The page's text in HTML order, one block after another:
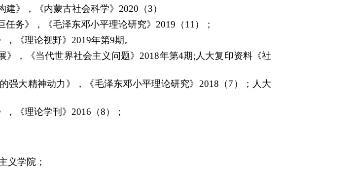
》，《内蒙古社会科学》 2020 （3）
务》，《毛泽东邓小平理论研究》 2019 （11 ）；
，《理论视野》 2019年第9期。
》，《当代世界社会主义问题》 2018年第4期; 人大复印资料《社
强大精神动力》，《毛泽东邓小平理论研究》 2018 （7 ）；人大
，《理论学刊》 2016 （8）；
义学院；